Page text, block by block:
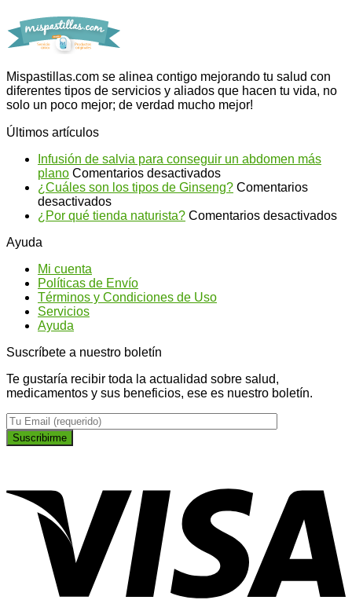
Mispastillas.com se alinea contigo mejorando tu salud con
diferentes tipos de servicios y aliados que hacen tu vida, no
solo un poco mejor; de verdad mucho mejor!
Últimos artículos
Infusión de salvia para conseguir un abdomen más
plano Comentarios desactivadosen
Infusión
salvia
¿Cuáles son los tipos de Ginseng? Comentarios
desactivadosen
¿Cuáles
Ginseng?
¿Por qué tienda naturista? Comentarios desactivadosen
Ayuda
Mi cuenta
Políticas de Envío
Términos y Condiciones de Uso
Servicios
Ayuda
Suscríbete a nuestro boletín
Te gustaría recibir toda la actualidad sobre salud,
medicamentos y sus beneficios, ese es nuestro boletín.